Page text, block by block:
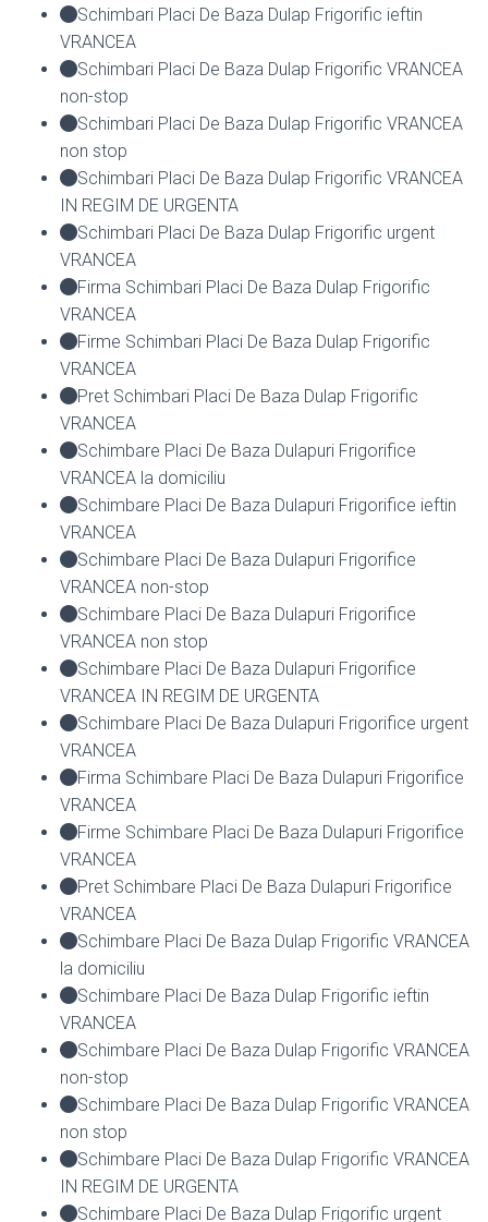
Schimbari Placi De Baza Dulap Frigorific ieftin
VRANCEA
Schimbari Placi De Baza Dulap Frigorific VRANCEA
non-stop
Schimbari Placi De Baza Dulap Frigorific VRANCEA
non stop
Schimbari Placi De Baza Dulap Frigorific VRANCEA
IN REGIM DE URGENTA
Schimbari Placi De Baza Dulap Frigorific urgent
VRANCEA
Firma Schimbari Placi De Baza Dulap Frigorific
VRANCEA
Firme Schimbari Placi De Baza Dulap Frigorific
VRANCEA
Pret Schimbari Placi De Baza Dulap Frigorific
VRANCEA
Schimbare Placi De Baza Dulapuri Frigorifice
VRANCEA la domiciliu
Schimbare Placi De Baza Dulapuri Frigorifice ieftin
VRANCEA
Schimbare Placi De Baza Dulapuri Frigorifice
VRANCEA non-stop
Schimbare Placi De Baza Dulapuri Frigorifice
VRANCEA non stop
Schimbare Placi De Baza Dulapuri Frigorifice
VRANCEA IN REGIM DE URGENTA
Schimbare Placi De Baza Dulapuri Frigorifice urgent
VRANCEA
Firma Schimbare Placi De Baza Dulapuri Frigorifice
VRANCEA
Firme Schimbare Placi De Baza Dulapuri Frigorifice
VRANCEA
Pret Schimbare Placi De Baza Dulapuri Frigorifice
VRANCEA
Schimbare Placi De Baza Dulap Frigorific VRANCEA
la domiciliu
Schimbare Placi De Baza Dulap Frigorific ieftin
VRANCEA
Schimbare Placi De Baza Dulap Frigorific VRANCEA
non-stop
Schimbare Placi De Baza Dulap Frigorific VRANCEA
non stop
Schimbare Placi De Baza Dulap Frigorific VRANCEA
IN REGIM DE URGENTA
Schimbare Placi De Baza Dulap Frigorific urgent